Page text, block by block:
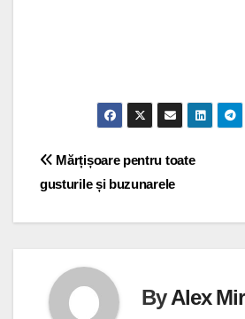
Navigare
în
Mărțișoare pentru toate
gusturile și buzunarele
ByAlex